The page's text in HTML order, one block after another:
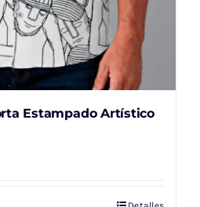
Estampado Artístico